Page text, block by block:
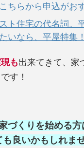
ちらから申込がお
ト住宅の代名詞。
いなら、平屋特集！
も出来てきて、家
す！
づくりを始める
も良いかもしれま